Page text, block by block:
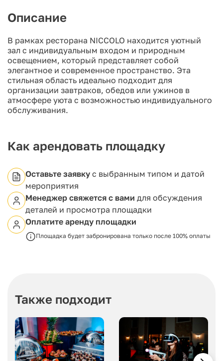
Описание
В рамках ресторана NICCOLO находится уютный
зал с индивидуальным входом и природным
освещением, который представляет собой
элегантное и современное пространство. Эта
стильная область идеально подходит для
организации завтраков, обедов или ужинов в
атмосфере уюта с возможностью индивидуального
обслуживания.
Как арендовать площадку
Оставьте заявку с выбранным типом и датой
мероприятия
Менеджер свяжется с вами для обсуждения
деталей и просмотра площадки
Оплатите аренду площадки
Площадка будет забронирована только после 100% оплаты
Также подходит